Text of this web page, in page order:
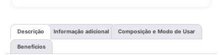
Descrição Informação adicional Composição e Modo de Usar
Benefícios